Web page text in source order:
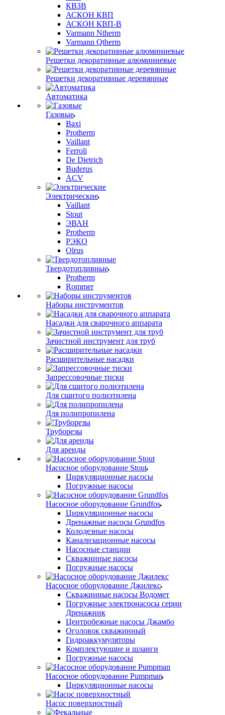
КВЗВ
АСКОН КВП
АСКОН КВП-В
Varmann Ntherm
Varmann Qtherm
Решетки декоративные алюминиевые
Решетки декоративные деревянные
Автоматика
Газовые
Baxi
Protherm
Vaillant
Ferroli
De Dietrich
Buderus
ACV
Электрические
Vaillant
Stout
ЭВАН
Protherm
РЭКО
Olrus
Твердотопливные
Protherm
Rommer
Наборы инструментов
Насадки для сварочного аппарата
Зачистной инструмент для труб
Расширительные насадки
Запрессовочные тиски
Для сшитого полиэтилена
Для полипропилена
Труборезы
Для аренды
Насосное оборудование Stout
Циркуляционные насосы
Погружные насосы
Насосное оборудование Grundfos
Циркуляционные насосы
Дренажные насосы Grundfos
Колодезные насосы
Канализационные насосы
Насосные станции
Скважинные насосы
Погружные насосы
Насосное оборудование Джилекс
Скважинные насосы Водомет
Погружные электронасосы серии
Дренажник
Центробежные насосы Джамбо
Оголовок скважинный
Гидроаккумуляторы
Комплектующие и шланги
Погружные насосы
Насосное оборудование Pumpman
Циркуляционные насосы
Насос поверхностный